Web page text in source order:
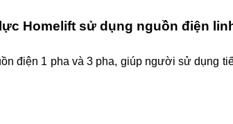
Homelift sử dụng nguồn điện
điện 1 pha và 3 pha, giúp người sử dụng